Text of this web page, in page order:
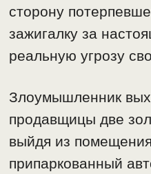
сторону
зажигалку за
реальную угрозу
Злоумышленник
продавщицы две
выйдя из
припаркованный